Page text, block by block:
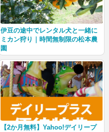
伊豆の途中でレンタル犬と一緒に
ミカン狩り｜時間無制限の松本農
園
【2か月無料】Yahoo!デイリープ